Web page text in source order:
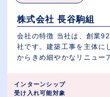
株式会社 長谷駒組
会社の特徴 当社は、創業
社です。建築工事を主体に
からきめ細やかなリニュー
インターンシップ
受け入れ可能対象